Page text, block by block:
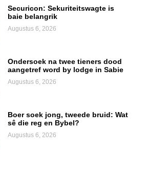
Securicon: Sekuriteitswagte is
baie belangrik
Augustus 6, 2026
Ondersoek na twee tieners dood
aangetref word by lodge in Sabie
Augustus 6, 2026
Boer soek jong, tweede bruid: Wat
sê die reg en Bybel?
Augustus 6, 2026